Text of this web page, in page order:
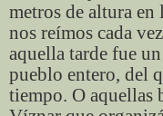
metros de altura en
nos reímos cada
aquella tarde fue
pueblo entero, del
tiempo. O aquellas